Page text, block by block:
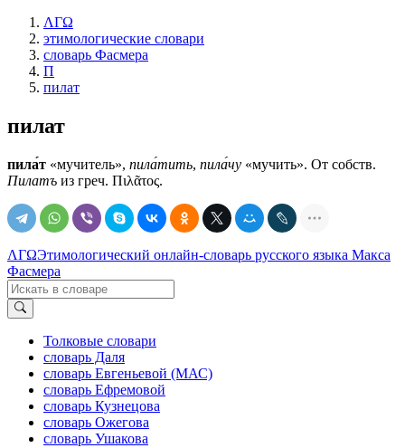
ΛΓΩ
этимологические словари
словарь Фасмера
П
пилат
пилат
пила́т «мучитель», пила́тить, пила́чу «мучить». От собств.
Пилатъ из греч. Πιλᾶτος.
ΛΓΩЭтимологический онлайн-словарь русского языка Макса
Фасмера
Толковые словари
словарь Даля
словарь Евгеньевой (МАС)
словарь Ефремовой
словарь Кузнецова
словарь Ожегова
словарь Ушакова